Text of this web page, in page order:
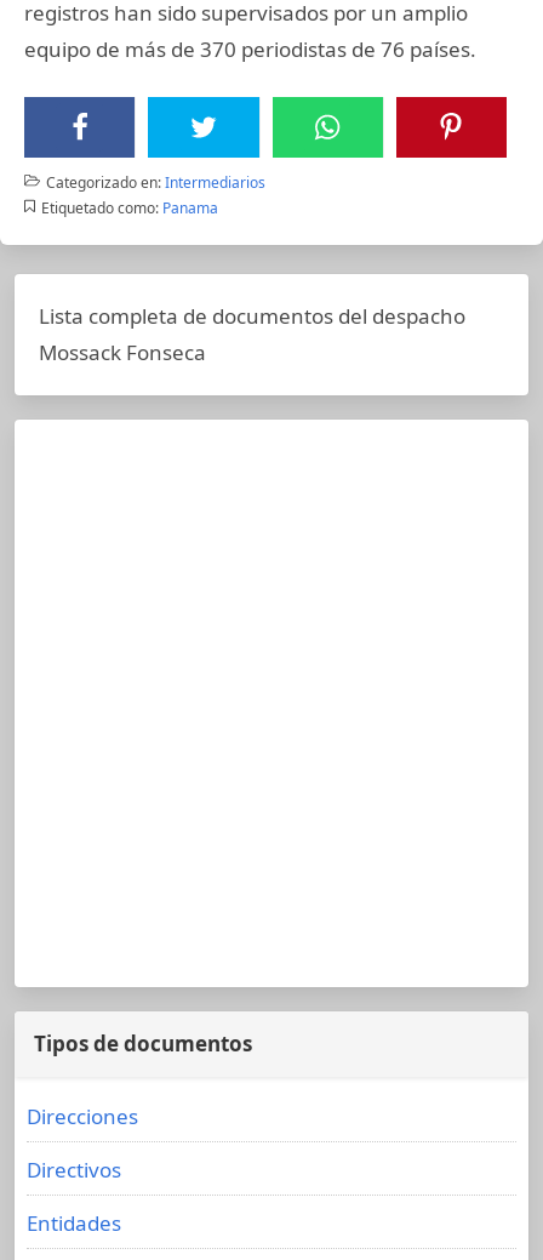
registros han sido supervisados por un amplio
equipo de más de 370 periodistas de 76 países.
Categorizado en:Intermediarios
Etiquetado como: Panama
Lista completa de documentos del despacho
Mossack Fonseca
Tipos de documentos
Direcciones
Directivos
Entidades